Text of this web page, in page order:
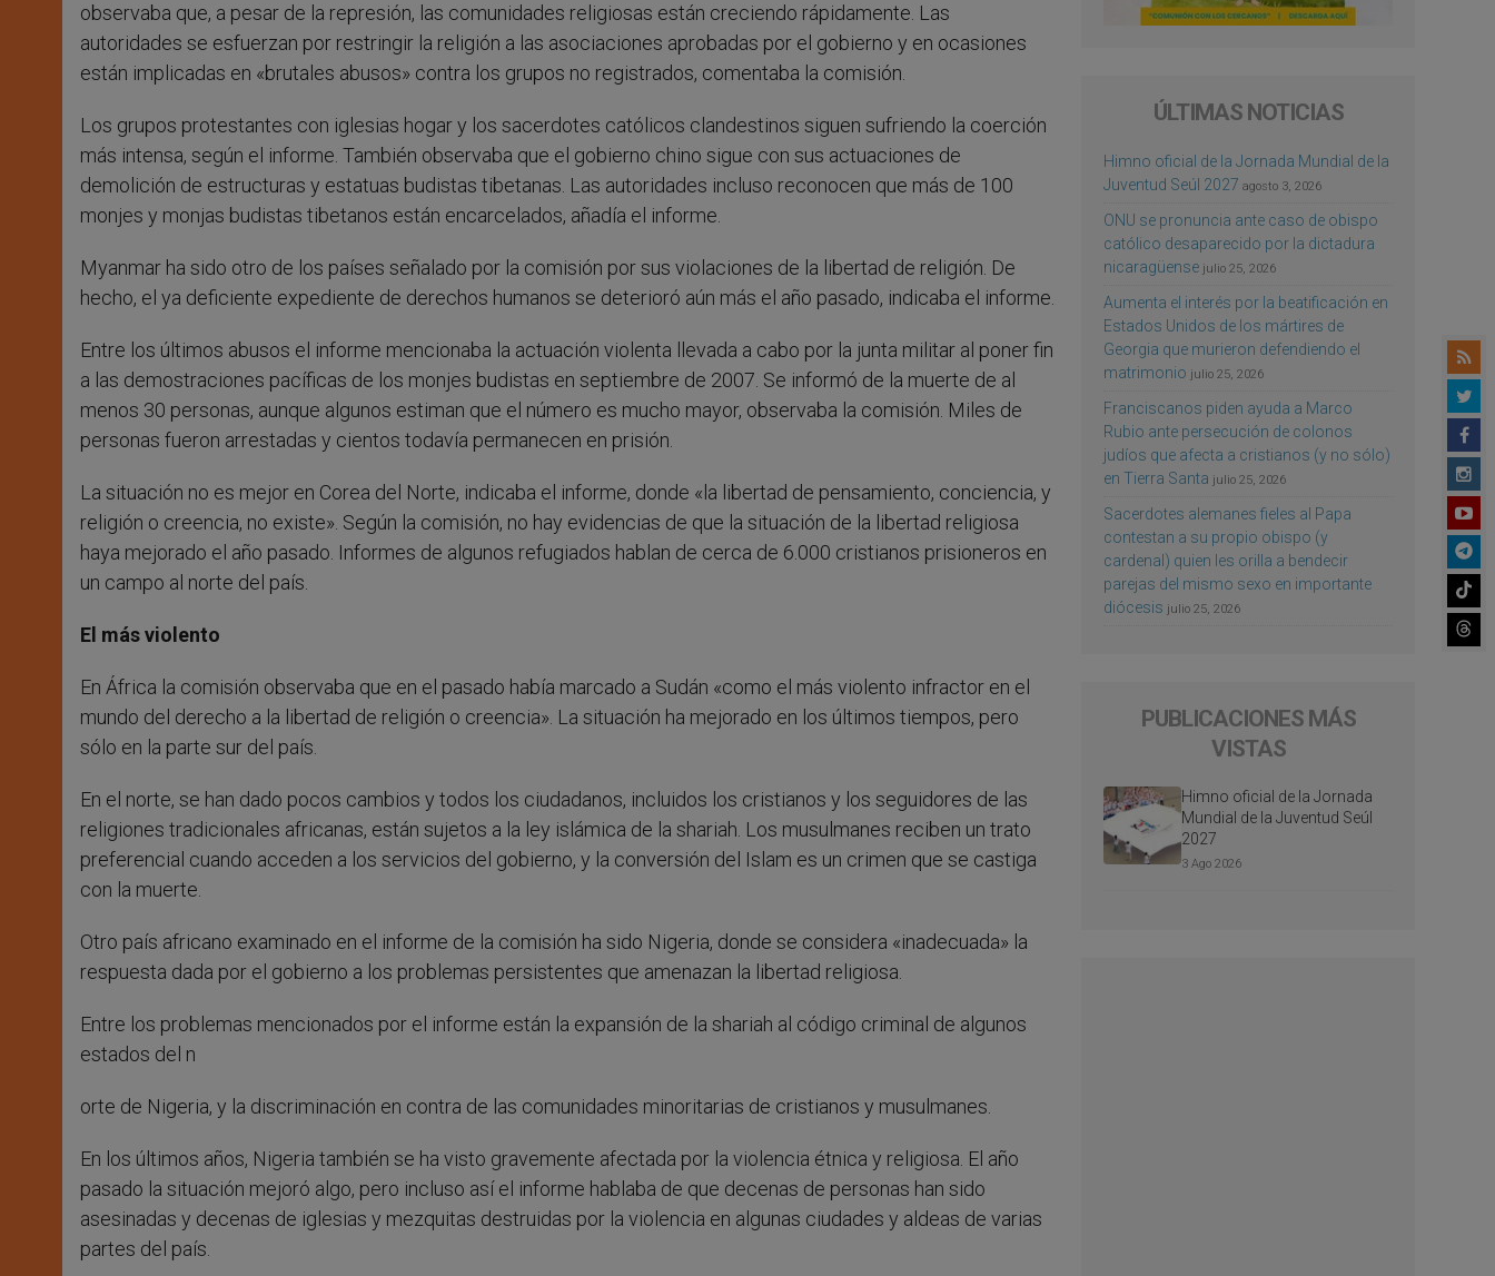
observaba que, a pesar de la represión, las comunidades religiosas están creciendo rápidamente. Las
autoridades se esfuerzan por restringir la religión a las asociaciones aprobadas por el gobierno y en ocasiones
están implicadas en «brutales abusos» contra los grupos no registrados, comentaba la comisión.
Los grupos protestantes con iglesias hogar y los sacerdotes católicos clandestinos siguen sufriendo la coerción
más intensa, según el informe. También observaba que el gobierno chino sigue con sus actuaciones de
demolición de estructuras y estatuas budistas tibetanas. Las autoridades incluso reconocen que más de 100
monjes y monjas budistas tibetanos están encarcelados, añadía el informe.
Myanmar ha sido otro de los países señalado por la comisión por sus violaciones de la libertad de religión. De
hecho, el ya deficiente expediente de derechos humanos se deterioró aún más el año pasado, indicaba el informe.
Entre los últimos abusos el informe mencionaba la actuación violenta llevada a cabo por la junta militar al poner fin
a las demostraciones pacíficas de los monjes budistas en septiembre de 2007. Se informó de la muerte de al
menos 30 personas, aunque algunos estiman que el número es mucho mayor, observaba la comisión. Miles de
personas fueron arrestadas y cientos todavía permanecen en prisión.
La situación no es mejor en Corea del Norte, indicaba el informe, donde «la libertad de pensamiento, conciencia, y
religión o creencia, no existe». Según la comisión, no hay evidencias de que la situación de la libertad religiosa
haya mejorado el año pasado. Informes de algunos refugiados hablan de cerca de 6.000 cristianos prisioneros en
un campo al norte del país.
El más violento
En África la comisión observaba que en el pasado había marcado a Sudán «como el más violento infractor en el
mundo del derecho a la libertad de religión o creencia». La situación ha mejorado en los últimos tiempos, pero
sólo en la parte sur del país.
En el norte, se han dado pocos cambios y todos los ciudadanos, incluidos los cristianos y los seguidores de las
religiones tradicionales africanas, están sujetos a la ley islámica de la shariah. Los musulmanes reciben un trato
preferencial cuando acceden a los servicios del gobierno, y la conversión del Islam es un crimen que se castiga
con la muerte.
Otro país africano examinado en el informe de la comisión ha sido Nigeria, donde se considera «inadecuada» la
respuesta dada por el gobierno a los problemas persistentes que amenazan la libertad religiosa.
Entre los problemas mencionados por el informe están la expansión de la shariah al código criminal de algunos
estados del n
orte de Nigeria, y la discriminación en contra de las comunidades minoritarias de cristianos y musulmanes.
En los últimos años, Nigeria también se ha visto gravemente afectada por la violencia étnica y religiosa. El año
pasado la situación mejoró algo, pero incluso así el informe hablaba de que decenas de personas han sido
asesinadas y decenas de iglesias y mezquitas destruidas por la violencia en algunas ciudades y aldeas de varias
partes del país.
ÚLTIMAS NOTICIAS
Himno oficial de la Jornada Mundial de la
Juventud Seúl 2027 agosto 3, 2026
ONU se pronuncia ante caso de obispo
católico desaparecido por la dictadura
nicaragüense julio 25, 2026
Aumenta el interés por la beatificación en
Estados Unidos de los mártires de
Georgia que murieron defendiendo el
matrimonio julio 25, 2026
Franciscanos piden ayuda a Marco
Rubio ante persecución de colonos
judíos que afecta a cristianos (y no sólo)
en Tierra Santa julio 25, 2026
Sacerdotes alemanes fieles al Papa
contestan a su propio obispo (y
cardenal) quien les orilla a bendecir
parejas del mismo sexo en importante
diócesis julio 25, 2026
PUBLICACIONES MÁS
VISTAS
Himno oficial de la Jornada
Mundial de la Juventud Seúl
2027
3 Ago 2026